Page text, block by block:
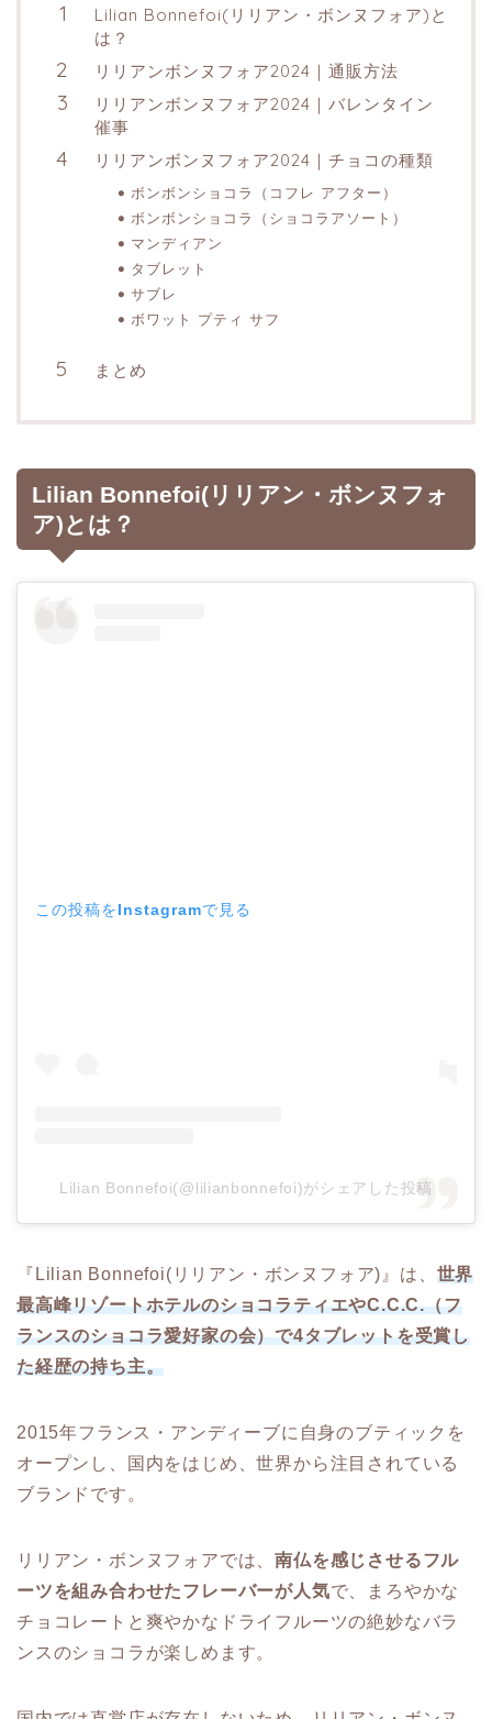
Lilian Bonnefoi(リリアン・ボンヌフォア)と
は？
リリアンボンヌフォア2024｜通販方法
リリアンボンヌフォア2024｜バレンタイン
催事
リリアンボンヌフォア2024｜チョコの種類
ボンボンショコラ（コフレ アフター）
ボンボンショコラ（ショコラアソート）
マンディアン
タブレット
サブレ
ボワット プティ サフ
まとめ
Lilian Bonnefoi(リリアン・ボンヌフォ
ア)とは？
この投稿をInstagramで見る
Lilian Bonnefoi(@lilianbonnefoi)がシェアした投稿
『Lilian Bonnefoi(リリアン・ボンヌフォア)』は、 世界
最高峰リゾートホテルのショコラティエやC.C.C.（フ
ランスのショコラ愛好家の会）で4タブレットを受賞し
た経歴の持ち主。
2015年フランス・アンディーブに自身のブティックを
オープンし、国内をはじめ、世界から注目されている
ブランドです。
リリアン・ボンヌフォアでは、南仏を感じさせるフル
ーツを組み合わせたフレーバーが人気で、まろやかな
チョコレートと爽やかなドライフルーツの絶妙なバラ
ンスのショコラが楽しめます。